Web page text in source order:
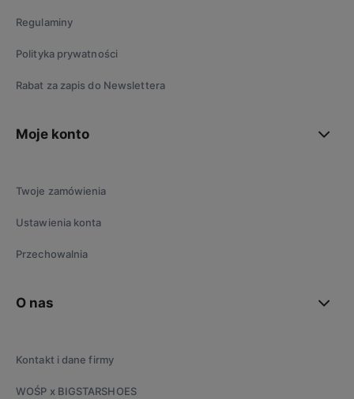
Regulaminy
Polityka prywatności
Rabat za zapis do Newslettera
Moje konto
Twoje zamówienia
Ustawienia konta
Przechowalnia
O nas
Kontakt i dane firmy
WOŚP x BIGSTARSHOES